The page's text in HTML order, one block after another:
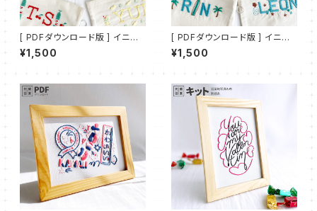
[ PDFダウンロード版 ] イニシ
ャル デコ 刺繍 IDEable フルー
ツパーラー：ID_P01
¥1,500
[ PDFダウンロード版 ] イニシ
ャル デコ 刺繍 IDEable カリフ
ォルニア・サマー：ID_P02
¥1,500